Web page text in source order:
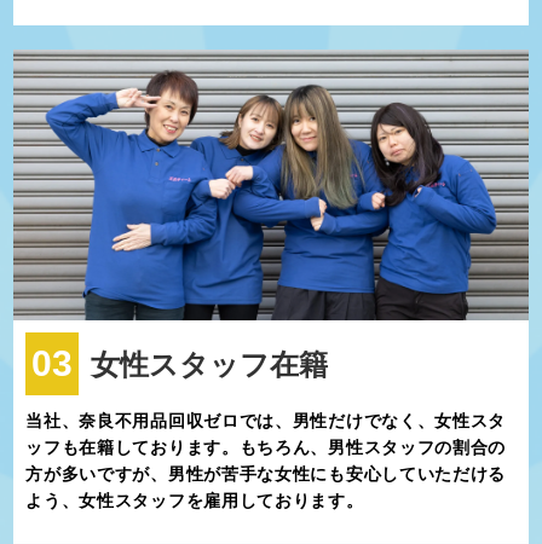
03 女性スタッフ在籍
当社、奈良不用品回収ゼロでは、男性だけでなく、女性スタ
ッフも在籍しております。もちろん、男性スタッフの割合の
方が多いですが、男性が苦手な女性にも安心していただける
よう、女性スタッフを雇用しております。